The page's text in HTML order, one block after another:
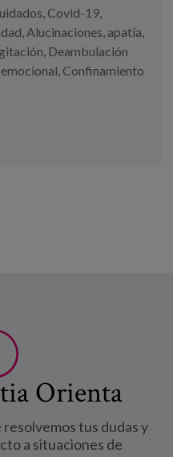
, Covid-19,
, Alucinaciones, apatía,
, Deambulación
, Confinamiento
Orienta
tus dudas y
a situaciones de